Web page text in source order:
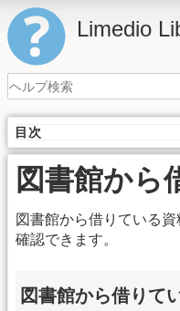
Limedio
目次
図書館から
図書館から借りている
確認できます。
図書館から借りて